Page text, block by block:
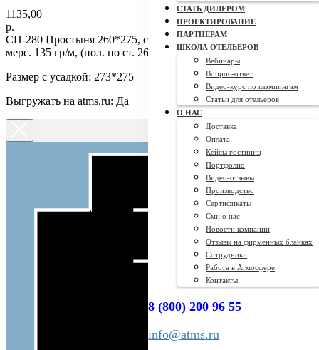
СТАТЬ ДИЛЕРОМ
ПРОЕКТИРОВАНИЕ
ПАРТНЕРАМ
ШКОЛА ОТЕЛЬЕРОВ
Вебинары
Вопрос-ответ
Видео-курс по глэмпингам
Статьи для отельеров
О НАС
Доставка
Оплата
Кейсы гостиниц
Портфолио
Видео-отзывы
Производство
Сертификаты
Сми о нас
Новости компании
Отзывы на фирменных бланках
Сотрудники
Работа в Атмосфере
Контакты
8 (800) 200 96 55
info@atms.ru
1135,00
р.
СП-280 Простыня 260*275, сатин-страйп отб. 3*3 240ТС air-jet
мерс. 135 гр/м, (пол. по ст. 260см), к
Размер с усадкой: 273*275
Выгружать на atms.ru: Да